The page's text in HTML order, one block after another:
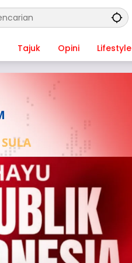
Tajuk Opini Lifestyle